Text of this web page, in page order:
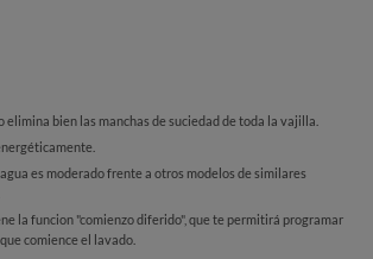
elimina bien las manchas de suciedad de toda la vajilla.
es moderado frente a otros modelos de similares
la funcion "comienzo diferido", que te permitirá programar
comience el lavado.